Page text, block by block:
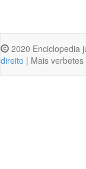
2020 Enciclopedia
direito | Mais verbetes